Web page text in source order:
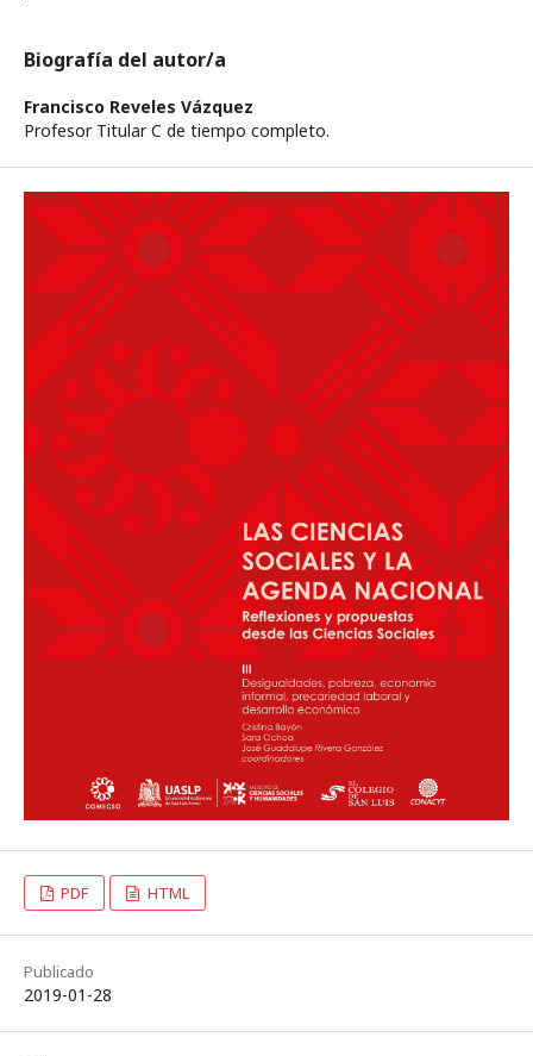
Biografía del autor/a
Francisco Reveles Vázquez
Profesor Titular C de tiempo completo.
PDF HTML
Publicado
2019-01-28